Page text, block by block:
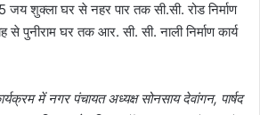
जय शुक्ला घर से नहर पार तक सी.सी. रोड निर्माण
से पुनीराम घर तक आर. सी. सी. नाली निर्माण कार्य
में नगर पंचायत अध्यक्ष सोनसाय देवांगन, पार्षद